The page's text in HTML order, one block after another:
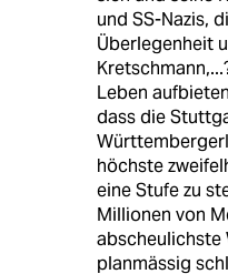
und SS-Nazis,
Überlegenheit
Leben
dass die
höchste
eine Stufe zu
Millionen von
abscheulichste
planmässig